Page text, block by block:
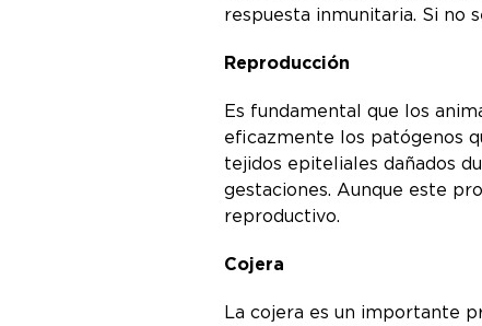
respuesta inmunitaria. Si no
Reproducción
Es fundamental que los
eficazmente los patógenos
tejidos epiteliales dañados
gestaciones. Aunque este
reproductivo.
Cojera
La cojera es un importante